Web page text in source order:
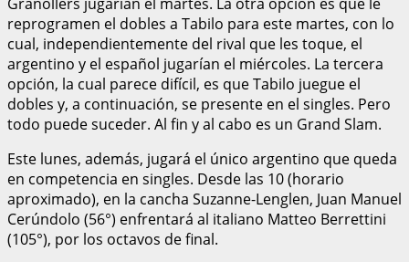
reprogramen el dobles a Tabilo para este martes, con lo
cual, independientemente del rival que les toque, el
argentino y el español jugarían el miércoles. La tercera
opción, la cual parece difícil, es que Tabilo juegue el
dobles y, a continuación, se presente en el singles. Pero
todo puede suceder. Al fin y al cabo es un Grand Slam.
Este lunes, además, jugará el único argentino que queda
en competencia en singles. Desde las 10 (horario
aproximado), en la cancha Suzanne-Lenglen, Juan Manuel
Cerúndolo (56°) enfrentará al italiano Matteo Berrettini
(105°), por los octavos de final.